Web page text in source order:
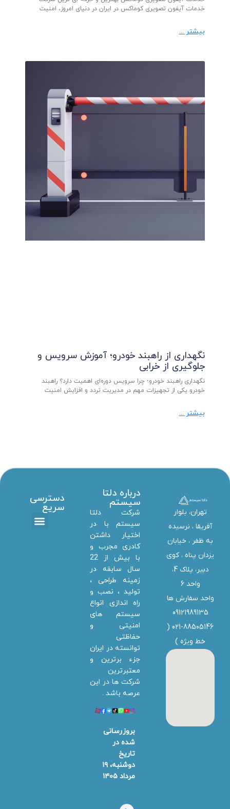
خدمات آیفون تصویری کوماکس در ایران در دنیای امروز، امنیت
بیشتر ...
نگهداری از راهبند خودرو؛ آموزش سرویس و
جلوگیری از خرابی
نگهداری راهبند خودرو؛ چرا سرویس دوره‌ای اهمیت دارد؟ راهبند
خودرو یکی از تجهیزات مهم در مدیریت تردد و افزایش امنیت
بیشتر ...
تهران، بلوار
آفریقا ، نرسیده
به ظفر ،‌ خیابان
یزدان پناه ، کوی
دبیر، پلاک 4،
واحد 6
واحد سفارش ها
09121989135
021-88505146 (
خط ویژه )
درباره دلتا
سیستم
شرکت دلتا
سیستم با در
اختیار داشتن
کادری مجرب و
با بیش از 22
سال سابقه در
زمینه طراحی ،
تولید ، نصب و
راه اندازی انواع
سیستم های
امنیتی و
حفاظتی
توانسته در ایران
جزء برترین و
معتبرترین
شرکت ها در این
عرصه باشد .
بروزرسانی
شده در
تاریخ
دوشنبه، ۱۹
مرداد ۱۴۰۵
دسترسی
سریع